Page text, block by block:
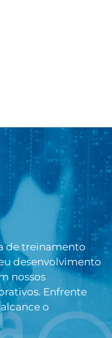
de treinamento
desenvolvimento
nossos
Enfrente
o